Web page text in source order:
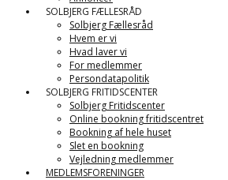
SOLBJERG FÆLLESRÅD
Solbjerg Fællesråd
Hvem er vi
Hvad laver vi
For medlemmer
Persondatapolitik
SOLBJERG FRITIDSCENTER
Solbjerg Fritidscenter
Online bookning fritidscentret
Bookning af hele huset
Slet en bookning
Vejledning medlemmer
MEDLEMSFORENINGER